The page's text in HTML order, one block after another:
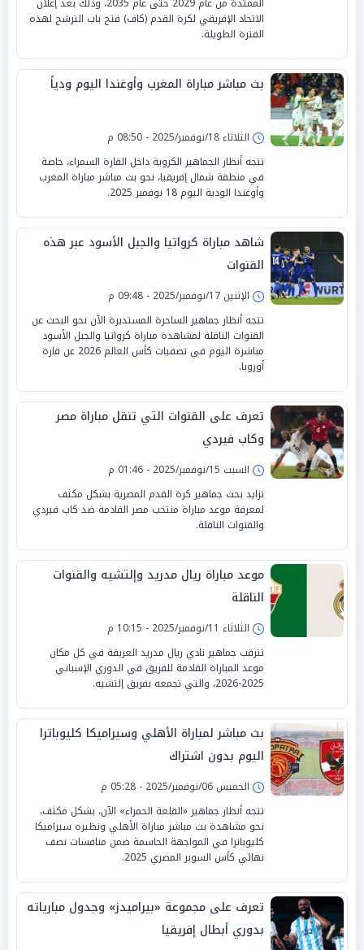
الاتحاد الإفريقي لكرة القدم (كاف) فتح باب الترشح لهذه
الفترة الطويلة.
بث مباشر مباراة المغرب وأوغندا اليوم ودياً
الثلاثاء 18/نوفمبر/2025 - 08:50 م
تتجه أنظار الجماهير الكروية داخل القارة السمراء، خاصة
في منطقة شمال إفريقيا، نحو بث مباشر مباراة المغرب
وأوغندا الودية اليوم 18 نوفمبر 2025.
شاهد مباراة كرواتيا والجبل الأسود عبر هذه
القنوات
الإثنين 17/نوفمبر/2025 - 09:48 م
تتجه أنظار جماهير الساحرة المستديرة الآن نحو البحث عن
القنوات الناقلة لمشاهدة مباراة كرواتيا والجبل الأسود
مباشرة اليوم في تصفيات كأس العالم 2026 عن قارة
أوروبا.
تعرف على القنوات التي تنقل مباراة مصر
وكاب فيردي
السبت 15/نوفمبر/2025 - 01:46 م
تزايد بحث جماهير كرة القدم المصرية بشكل مكثف
لمعرفة موعد مباراة منتخب مصر القادمة ضد كاب فيردي
والقنوات الناقلة.
موعد مباراة ريال مدريد وإلتشيه والقنوات
الناقلة
الثلاثاء 11/نوفمبر/2025 - 10:15 م
تترقب جماهير نادي ريال مدريد العريقة في كل مكان
موعد المباراة القادمة للفريق في الدوري الإسباني
2025-2026، والتي تجمعه بفريق إلتشيه.
بث مباشر لمباراة الأهلي وسيراميكا كليوباترا
اليوم بدون اشتراك
الخميس 06/نوفمبر/2025 - 05:28 م
تتجه أنظار جماهير «القلعة الحمراء» الآن، بشكل مكثف،
نحو مشاهدة بث مباشر مباراة الأهلي ونظيره سيراميكا
كليوباترا في المواجهة الحاسمة ضمن منافسات نصف
نهائي كأس السوبر المصري 2025.
تعرف على مجموعة «بيراميدز» وجدول مبارياته
بدوري أبطال إفريقيا